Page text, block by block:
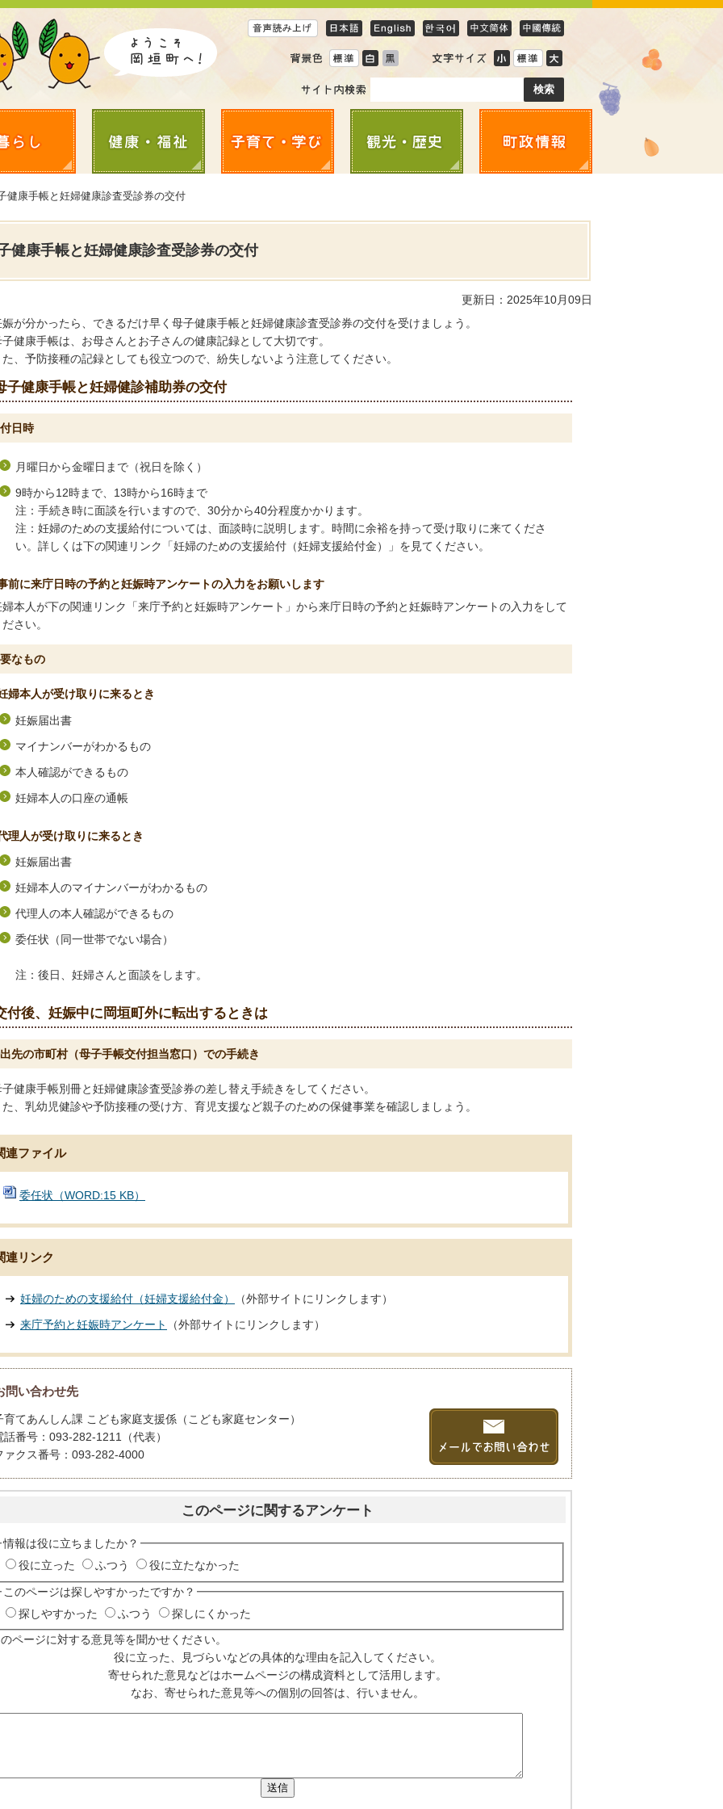
健康手帳と妊婦健康診査受診券の交付
健康手帳と妊婦健康診査受診券の交付
更新日：2025年10月09日
娠が分かったら、できるだけ早く母子健康手帳と妊婦健康診査受診券の交付を受けましょう。
健康手帳は、お母さんとお子さんの健康記録として大切です。
た、予防接種の記録としても役立つので、紛失しないよう注意してください。
子健康手帳と妊婦健診補助券の交付
日時
月曜日から金曜日まで（祝日を除く）
9時から12時まで、13時から16時まで
注：手続き時に面談を行いますので、30分から40分程度かかります。
注：妊婦のための支援給付については、面談時に説明します。時間に余裕を持って受け取りに来てくださ
い。詳しくは下の関連リンク「妊婦のための支援給付（妊婦支援給付金）」を見てください。
前に来庁日時の予約と妊娠時アンケートの入力をお願いします
本人が下の関連リンク「来庁予約と妊娠時アンケート」 から来庁日時の予約と妊娠時アンケートの入力をして
さい。
なもの
婦本人が受け取りに来るとき
妊娠届出書
マイナンバーがわかるもの
本人確認ができるもの
妊婦本人の口座の通帳
理人が受け取りに来るとき
妊娠届出書
妊婦本人のマイナンバーがわかるもの
代理人の本人確認ができるもの
委任状（同一世帯でない場合）
注：後日、妊婦さんと面談をします。
付後、妊娠中に岡垣町外に転出するときは
先の市町村（母子手帳交付担当窓口）での手続き
子健康手帳別冊と妊婦健康診査受診券の差し替え手続きをしてください。
た、乳幼児健診や予防接種の受け方、育児支援など親子のための保健事業を確認しましょう。
連ファイル
委任状（WORD:15 KB）
連リンク
妊婦のための支援給付（妊婦支援給付金）
（外部サイトにリンクします）
来庁予約と妊娠時アンケート
（外部サイトにリンクします）
問い合わせ先
育てあんしん課 こども家庭支援係（こども家庭センター）
話番号：093-282-1211（代表）
ァクス番号：093-282-4000
このページに関するアンケート
情報は役に立ちましたか？
役に立った
ふつう 役に立たなかった
このページは探しやすかったですか？
探しやすかった
ふつう 探しにくかった
ページに対する意見等を聞かせください。
役に立った、見づらいなどの具体的な理由を記入してください。
寄せられた意見などはホームページの構成資料として活用します。
なお、寄せられた意見等への個別の回答は、行いません。